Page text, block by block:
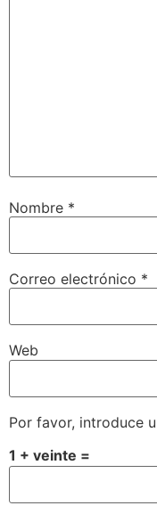
Nombre *
Correo electrónico *
Web
Por favor, introduce
1 + veinte =